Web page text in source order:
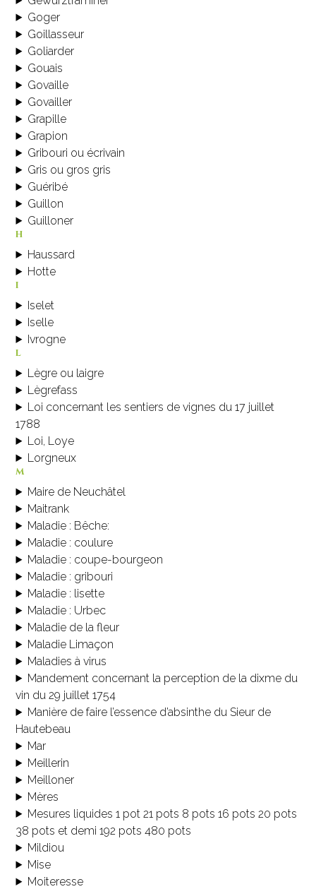
Goger
Goillasseur
Goliarder
Gouais
Govaille
Govailler
Grapille
Grapion
Gribouri ou écrivain
Gris ou gros gris
Guéribé
Guillon
Guilloner
h
Haussard
Hotte
i
Iselet
Iselle
Ivrogne
l
Lègre ou laigre
Lègrefass
Loi concernant les sentiers de vignes du 17 juillet
1788
Loi, Loye
Lorgneux
m
Maire de Neuchâtel
Maitrank
Maladie : Bêche:
Maladie : coulure
Maladie : coupe-bourgeon
Maladie : gribouri
Maladie : lisette
Maladie : Urbec
Maladie de la fleur
Maladie Limaçon
Maladies à virus
Mandement concernant la perception de la dixme du
vin du 29 juillet 1754
Manière de faire l’essence d’absinthe du Sieur de
Hautebeau
Mar
Meillerin
Meilloner
Mères
Mesures liquides 1 pot 21 pots 8 pots 16 pots 20 pots
38 pots et demi 192 pots 480 pots
Mildiou
Mise
Moiteresse